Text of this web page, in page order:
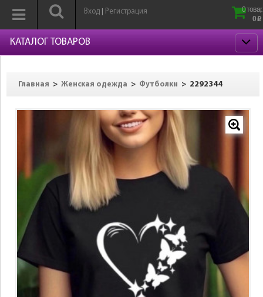
Вход Регистрация
0
0 p
КАТАЛОГ ТОВАРОВ
Главная > Женская одежда > Футболки > 2292344